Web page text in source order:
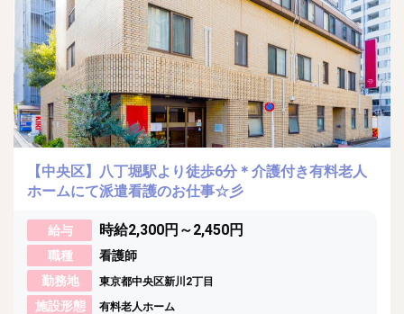
【中央区】八丁堀駅より徒歩6分＊介護付き有料老人
ホームにて派遣看護のお仕事☆彡
給与 時給2,300円～2,450円
職種
看護師
勤務地
東京都中央区新川2丁目
施設形態 有料老人ホーム